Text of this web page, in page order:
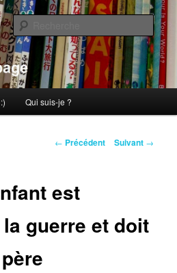
page
Qui suis-je ?
Navigation
← Précédent Suivant →
est
guerre et doit